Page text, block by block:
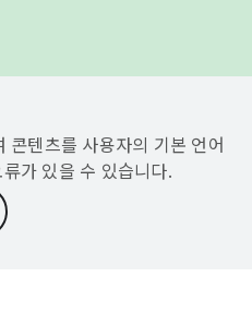
텐츠를 사용자의 기본 언어
가 있을 수 있습니다.